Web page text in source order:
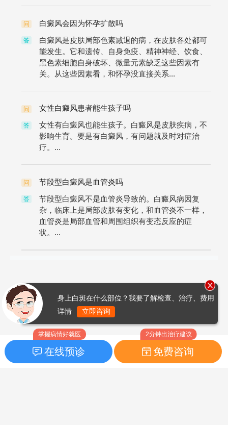
问 白癜风会因为怀孕扩散吗
答
白癜风是皮肤局部色素减退的病，在皮肤各处都可
能发生。它和遗传、自身免疫、精神神经、饮食、
黑色素细胞自身破坏、微量元素缺乏这些因素有
关。从这些因素看，和怀孕没直接关系...
问 女性白癜风患者能生孩子吗
答
女性有白癜风也能生孩子。白癜风是皮肤疾病，不
影响生育。要是有白癜风，有问题就及时对症治
疗。...
问 节段型白癜风是血管炎吗
答
节段型白癜风不是血管炎导致的。白癜风病因复
杂，临床上是局部皮肤有变化，和血管炎不一样，
血管炎是局部血管和周围组织有变态反应的症
状。...
掌握病情好就医
在线预诊
2分钟出治疗建议
免费咨询
身上白斑在什么部位？我要了解检查、治疗、费用
详情
立即咨询